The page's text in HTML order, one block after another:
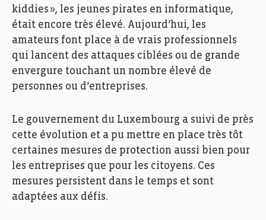
kiddies», les jeunes pirates en informatique,
était encore très élevé. Aujourd’hui, les
amateurs font place à de vrais professionnels
qui lancent des attaques ciblées ou de grande
envergure touchant un nombre élevé de
personnes ou d’entreprises.
Le gouvernement du Luxembourg a suivi de près
cette évolution et a pu mettre en place très tôt
certaines mesures de protection aussi bien pour
les entreprises que pour les citoyens. Ces
mesures persistent dans le temps et sont
adaptées aux défis.